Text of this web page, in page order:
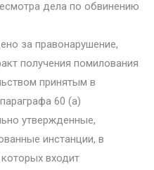
дела по обвинению
за правонарушение,
получения помилования
принятым в
60 (а)
утвержденные,
инстанции, в
входит